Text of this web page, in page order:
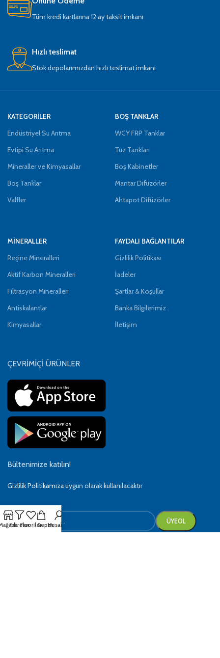
Tüm kredi kartlarına 12 ay taksit imkanı
Hızlı teslimat
Stok depolarımızdan hızlı teslimat imkanı
KATEGORİLER
Endüstriyel Su Arıtma
Evtipi Su Arıtma
Mineraller ve Kimyasallar
Boş Tanklar
Valfler
BOŞ TANKLAR
WCY FRP Tanklar
Tuz Tankları
Boş Kabinetler
Mantar Difüzörler
Ahtapot Difüzörler
MİNERALLER
Reçine Mineralleri
Aktif Karbon Mineralleri
Filtrasyon Mineralleri
Antiskalantlar
Kimyasallar
FAYDALI BAĞLANTILAR
Gizlilik Politikası
İadeler
Şartlar & Koşullar
Banka Bilgilerimiz
İletişim
ÇEVRİMİÇİ ÜRÜNLER
Bültenimize katılın!
Gizlilik Politikamızauygun olarak kullanılacaktır
FiltrelerFavorilerSepetHesabım